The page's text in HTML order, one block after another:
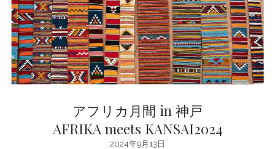
アフリカ月間 in 神戸
AFRIKA meets KANSAI2024
2024年9月13日